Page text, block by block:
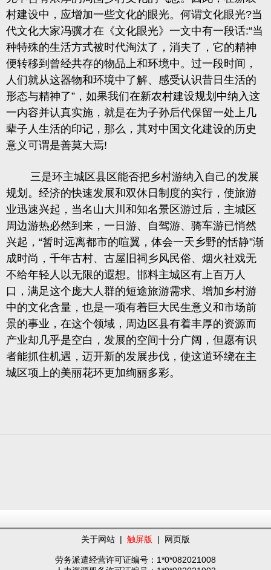
村建设中， 应增加一些文化的眼光。何谓文化眼光?当
代文化大家冯骥才在《文化眼光》一文中有一段话:“当
种特殊的生活方式被时代淘汰了 ，消夫了，它的精神
便转移到曾经共存的物品上和环境中。过一段时间，
人们就从这器物和环境中了解、感受认识昔日生活的
形态与精神了” ，如果我们在新农村建设规划中纳入这
一内容并认真实施，就是在为子孙后代保留一处上几
辈子人生活的印记，那么， 其对中国文化建设的历史
意义可谓是善莫大焉!
三是环主城区县区能否把乡村游纳入自己的发展
规划。经济的快速发展和双休日制度的实行，使旅游
业迅速兴起，当名山大川和知名景区游过后，主城区
周边游热必然到来，一日游、自驾游、骑车游已悄然
兴起，“暂时远离都市的喧翼， 体会一天乡野的恬静”渐
成时尚 ，千年古村、古屋旧祠乡风民俗、烟火社戏无
不给年轻人以无限的遐想。邯料主城区有上百万人
口，满足这个庞大人群的短途旅游需求、增加乡村游
中的文化含量，也是一项有着巨大民生意义和市场前
景的事业，在这个领域，周边区县有着丰厚的资源而
产业却几乎是空白，发展的空间十分广阔，但愿有识
者能抓住机遇，迈开新的发展步伐，使这道环绕在主
城区项上的美丽花环更加绚丽多彩。
关于网站 | 触屏版 | 网页版
劳务派遣经营许可证编号：1*0*082021008